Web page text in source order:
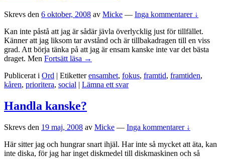
Skrevs den 6 oktober, 2008 av Micke — Inga kommentarer ↓
Kan inte påstå att jag är sådär jävla överlycklig just för tillfället.
Känner att jag liksom tar avstånd och är tillbakadragen till en viss
grad. Att börja tänka på att jag är ensam kanske inte var det bästa
draget. Men Fortsätt läsa Ensam,
och
nere.
→
Publicerat i Ord | Etiketter ensamhet, fokus, framtid, framtiden,
kåren, prioritera, social | Lämna ett svar
Handla kanske?
Skrevs den 19 maj, 2008 av Micke — Inga kommentarer ↓
Här sitter jag och hungrar snart ihjäl. Har inte så mycket att äta, kan
inte diska, för jag har inget diskmedel till diskmaskinen och så